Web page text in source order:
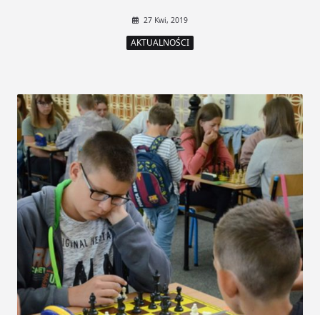
27 Kwi, 2019
AKTUALNOŚCI